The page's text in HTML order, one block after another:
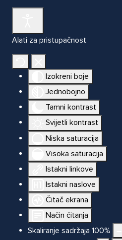
Alati za pristupačnost
Izokreni boje
Jednobojno
Tamni kontrast
Svijetli kontrast
Niska saturacija
Visoka saturacija
Istakni linkove
Istakni naslove
Čitač ekrana
Način čitanja
Skaliranje sadržaja 100%